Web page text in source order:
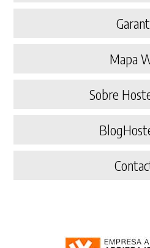
Mapa
Sobre